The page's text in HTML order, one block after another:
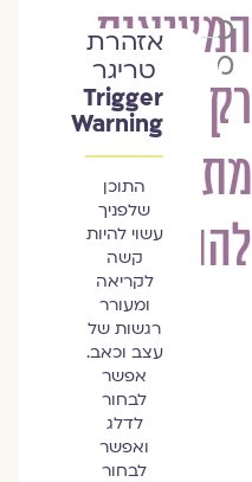
המציאות
רק
מתחילה
להתבהר
כנרת
מגן
אזהרת
טריגר
Trigger
Warning
התוכן
שלפניך
עשוי להיות
קשה
לקריאה
ומעורר
רגשות של
עצב וכאב.
אפשר
לבחור
לדלג
ואפשר
לבחור